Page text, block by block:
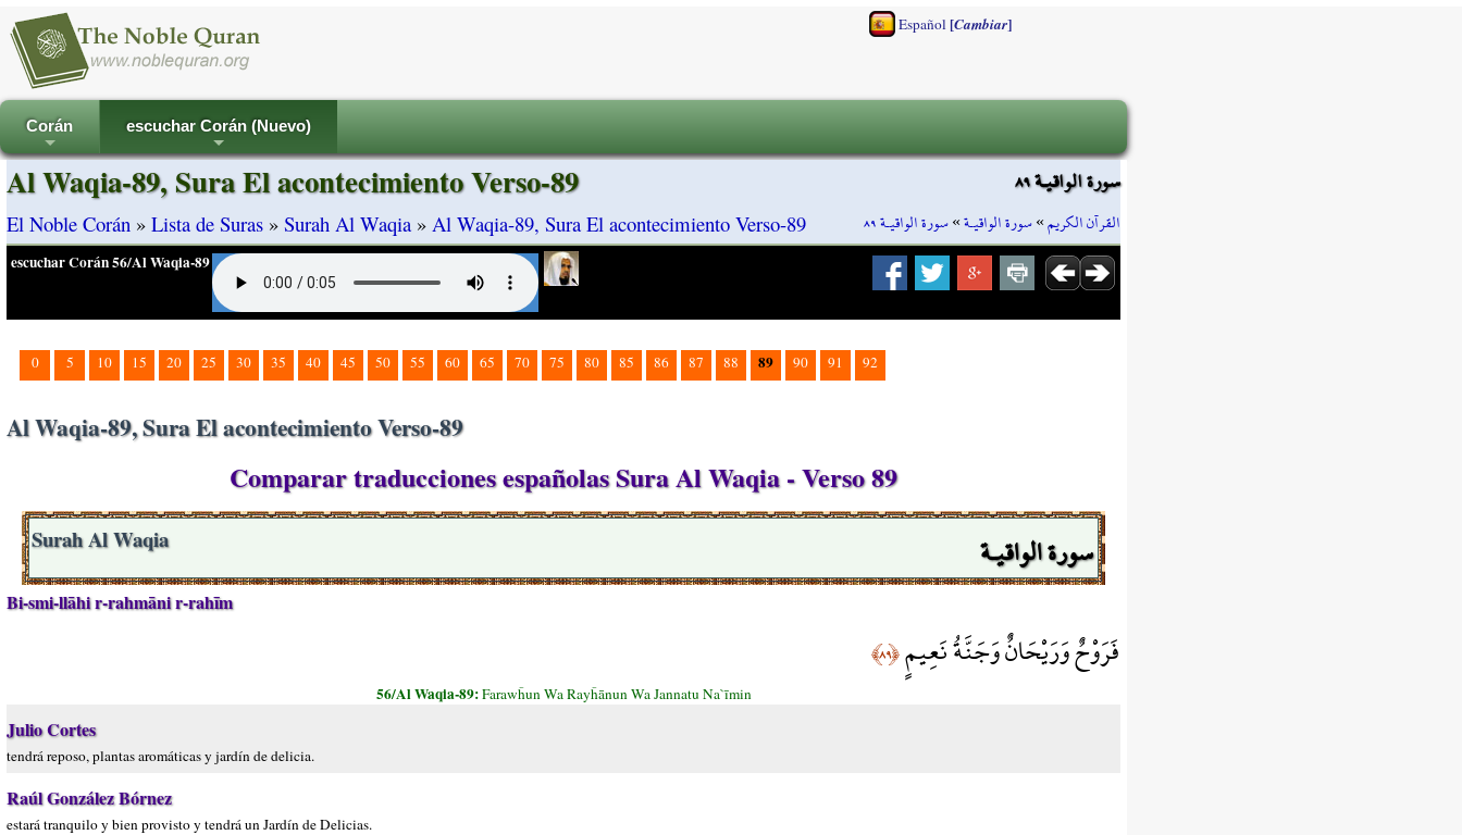
Español [Cambiar]
+
Corán
+
escuchar Corán (Nuevo)
سورة الواقيـة ٨٩
القرآن الكريم»سورة الواقيـة»سورة الواقيـة ٨٩
Al Waqia-89, Sura El acontecimiento Verso-89
El Noble Corán » Lista de Suras » Surah Al Waqia » Al Waqia-89, Sura El acontecimiento Verso-89
escuchar Corán 56/Al Waqia-89
0 5 10 15 20 25 30 35 40 45 50 55 60 65 70 75 80 85 86 87 88 89 90 91 92
Al Waqia-89, Sura El acontecimiento Verso-89
Comparar traducciones españolas Sura Al Waqia - Verso 89
سورة الواقيـة Surah Al Waqia
Bi-smi-llāhi r-rahmāni r-rahīm
فَرَوْحٌ وَرَيْحَانٌ وَجَنَّةُ نَعِيمٍ﴿٨٩﴾
56/Al Waqia-89:Farawĥun Wa Rayĥānun Wa Jannatu Na`īmin
Julio Cortes
tendrá reposo, plantas aromáticas y jardín de delicia.
Raúl González Bórnez
estará tranquilo y bien provisto y tendrá un Jardín de Delicias.